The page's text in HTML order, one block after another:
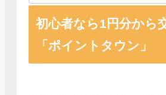
初心者なら1円分から
「ポイントタウン」